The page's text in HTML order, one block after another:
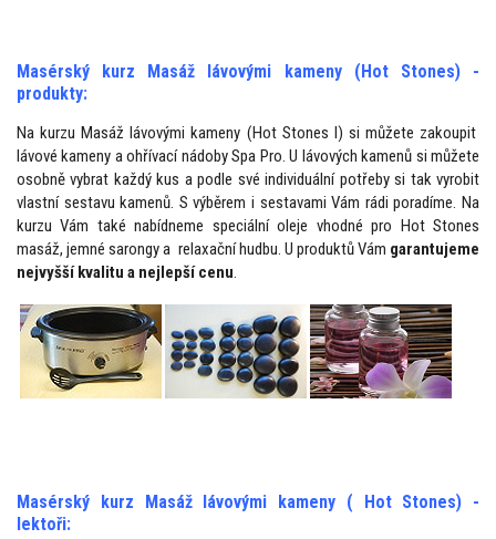
Masérský kurz Masáž lávovými kameny (Hot Stones) -
produkty:
Na kurzu Masáž lávovými kameny (Hot Stones I) si můžete zakoupit
lávové kameny a ohřívací nádoby Spa Pro. U lávových kamenů si můžete
osobně vybrat každý kus a podle své individuální potřeby si tak vyrobit
vlastní sestavu kamenů. S výběrem i sestavami Vám rádi poradíme. Na
kurzu Vám také nabídneme speciální oleje vhodné pro Hot Stones
masáž, jemné sarongy a relaxační hudbu. U produktů Vám garantujeme
nejvyšší kvalitu a nejlepší cenu.
Masérský kurz Masáž lávovými kameny ( Hot Stones) -
lektoři: